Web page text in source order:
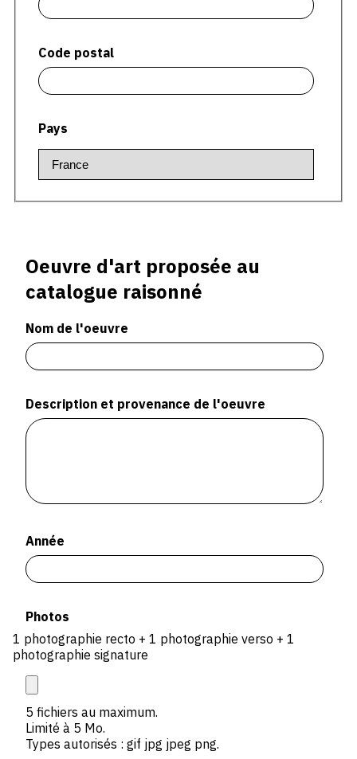
CGV
Code postal
Pays
Oeuvre d'art proposée au
catalogue raisonné
Nom de l'oeuvre
Description et provenance de l'oeuvre
Année
Photos
1 photographie recto + 1 photographie verso + 1
photographie signature
5 fichiers au maximum.
Limité à 5 Mo.
Types autorisés : gif jpg jpeg png.